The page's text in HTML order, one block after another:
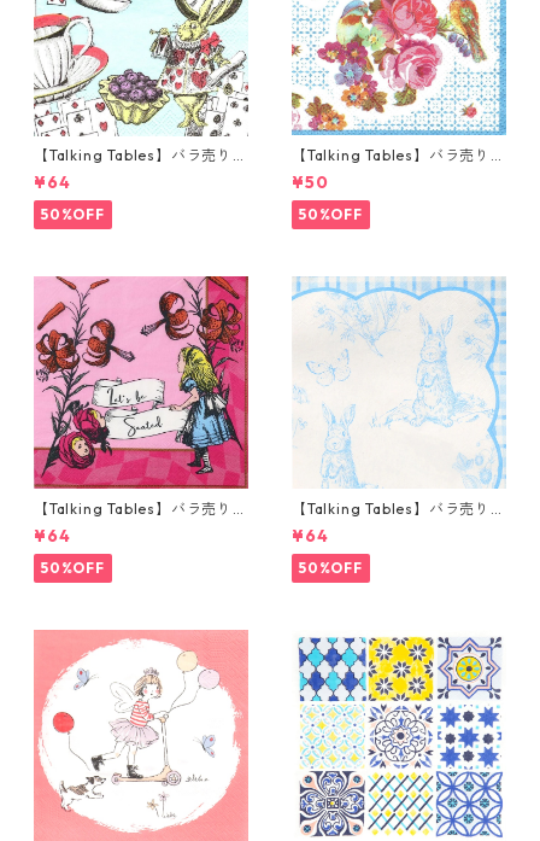
【Talking Tables】バラ売り1
枚 カクテルサイズ ペーパーナ
プキン Alice in Wonderland
ブルー
¥64
50%OFF
【Talking Tables】バラ売り1
枚 ポケットサイズ ペーパーナ
プキン TRULY ブルー
¥50
50%OFF
【Talking Tables】バラ売り1
枚 ランチサイズ ペーパーナプ
キン Alice in Wonderland ピ
ンク
¥64
50%OFF
【Talking Tables】バラ売り1
枚 ランチサイズ ペーパーナプ
キン Playful Pierre ホワイトx
ブルー
¥64
50%OFF